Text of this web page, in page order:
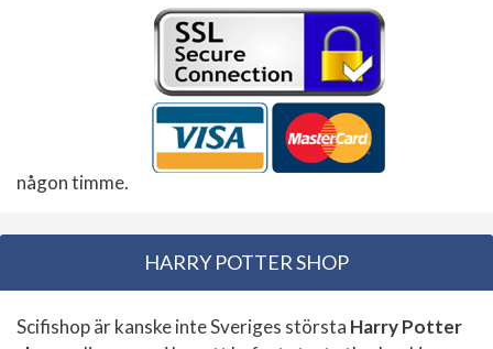
någon timme.
HARRY POTTER SHOP
Scifishop är kanske inte Sveriges största Harry Potter